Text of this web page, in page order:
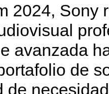
2024,
avanzada
de
de